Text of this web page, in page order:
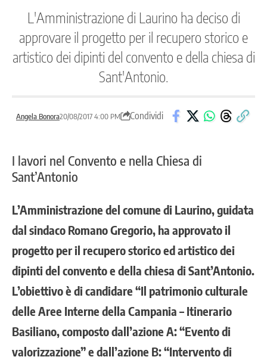
L'Amministrazione di Laurino ha deciso di
approvare il progetto per il recupero storico e
artistico dei dipinti del convento e della chiesa di
Sant'Antonio.
Angela Bonora20/08/2017 4:00 PM Condividi
I lavori nel Convento e nella Chiesa di
Sant’Antonio
L’Amministrazione del comune di Laurino, guidata
dal sindaco Romano Gregorio, ha approvato il
progetto per il recupero storico ed artistico dei
dipinti del convento e della chiesa di Sant’Antonio.
L’obiettivo è di candidare “Il patrimonio culturale
delle Aree Interne della Campania – Itinerario
Basiliano, composto dall’azione A: “Evento di
valorizzazione” e dall’azione B: “Intervento di